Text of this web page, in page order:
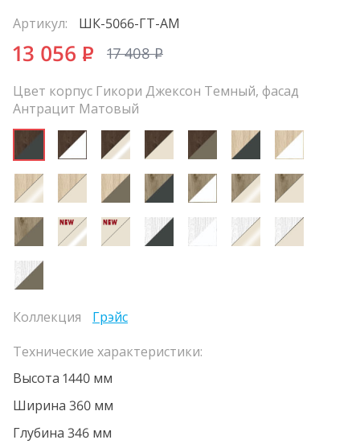
Артикул: ШК-5066-ГТ-АМ
13 056 P 17 408P
Цвет корпус Гикори Джексон Темный, фасад
Антрацит Матовый
Коллекция
Грэйс
Технические характеристики:
Высота 1440 мм
Ширина 360 мм
Глубина 346 мм